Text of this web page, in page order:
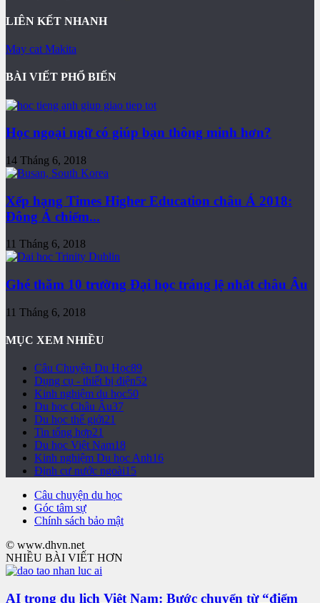
LIÊN KẾT NHANH
May cat Makita
BÀI VIẾT PHỔ BIẾN
Học ngoại ngữ có giúp bạn thông minh hơn?
14 Tháng 6, 2018
Xếp hạng Times Higher Education châu Á 2018:
Đông Á chiếm...
11 Tháng 6, 2018
Ghé thăm 10 trường Đại học tráng lệ nhất châu Âu
11 Tháng 6, 2018
MỤC XEM NHIỀU
Câu Chuyện Du Học89
Dụng cụ - thiết bị điện52
Kinh nghiệm du học50
Du học Châu Âu37
Du học thế giới21
Tin tổng hợp21
Du học Việt Nam18
Kinh nghiệm Du học Anh16
Định cư nước ngoài15
Câu chuyện du học
Góc tâm sự
Chính sách bảo mật
© www.dhvn.net
NHIỀU BÀI VIẾT HƠN
AI trong du lịch Việt Nam: Bước chuyển từ “điểm